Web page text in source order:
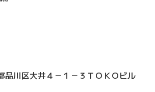
品川区大井４－１－３ＴＯＫＯビル